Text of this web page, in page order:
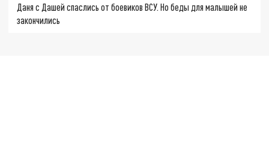
Даня с Дашей спаслись от боевиков ВСУ. Но беды для малышей не
закончились